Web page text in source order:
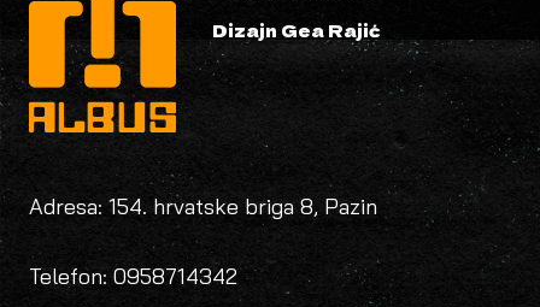
Dizajn Gea Rajić
Adresa: 154. hrvatske briga 8, Pazin
Telefon: 0958714342